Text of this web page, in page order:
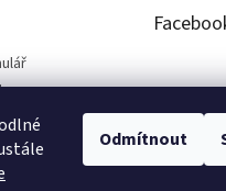
Odmítnout
údajů
zboží